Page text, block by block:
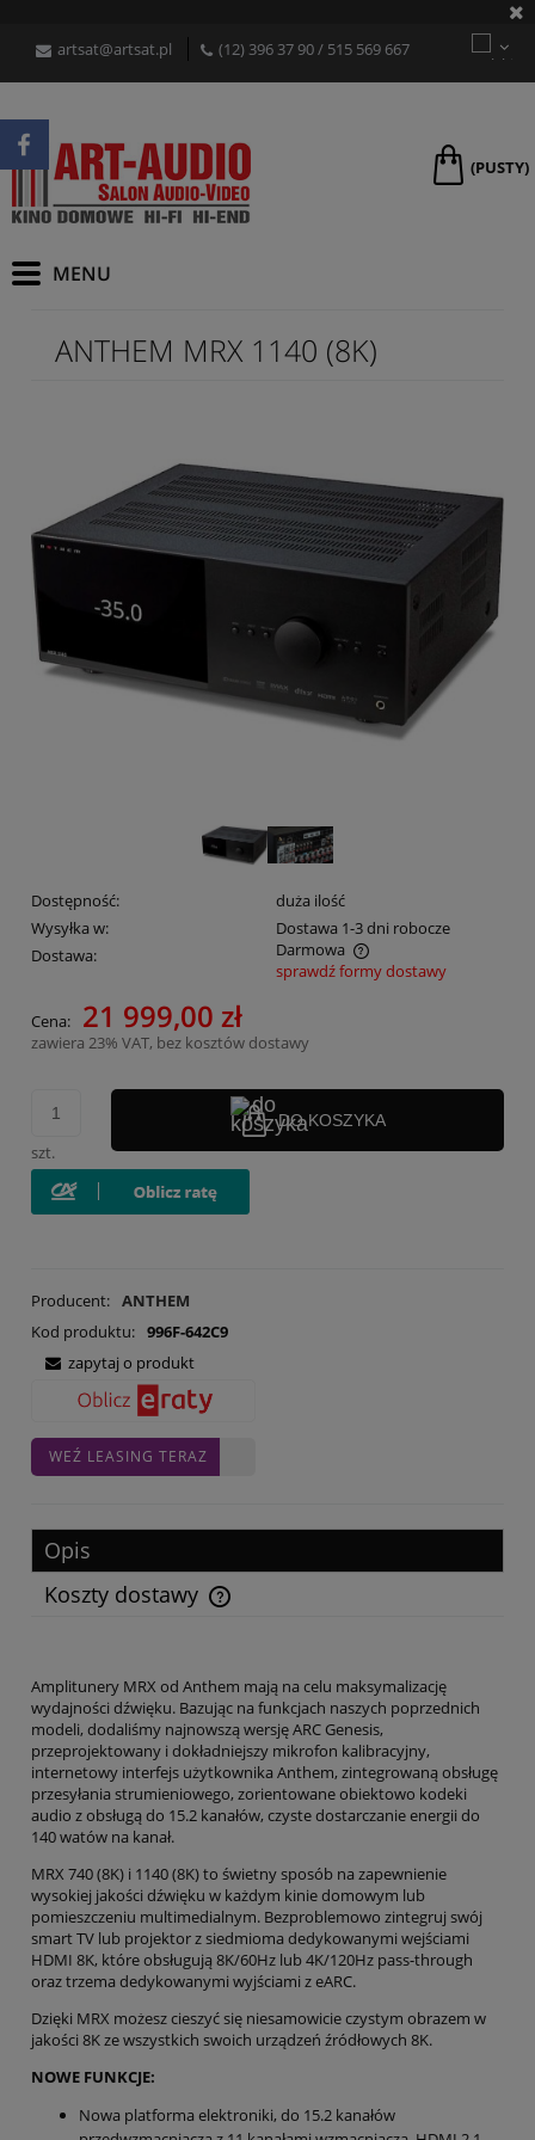
artsat@artsat.pl (12) 396 37 90/ 515 569 667
(PUSTY)
ANTHEM MRX 1140 (8K)
Dostępność:
duża ilość
Wysyłka w:
Dostawa 1-3 dni robocze
Dostawa:
Darmowa
Cena nie zawiera ewentualnych kosztów płatności
sprawdź formy dostawy
Cena: 21 999,00 zł
zawiera 23% VAT, bez kosztów dostawy
szt.
DO KOSZYKA
Producent: ANTHEM
Kod produktu: 996F-642C9
zapytaj o produkt
WEŹ LEASING TERAZ
Opis
Koszty dostawy
Cena nie zawiera ewentualnych kosztów płatności
Amplitunery MRX od Anthem mają na celu maksymalizację
wydajności dźwięku. Bazując na funkcjach naszych poprzednich
modeli, dodaliśmy najnowszą wersję ARC Genesis,
przeprojektowany i dokładniejszy mikrofon kalibracyjny,
internetowy interfejs użytkownika Anthem, zintegrowaną obsługę
przesyłania strumieniowego, zorientowane obiektowo kodeki
audio z obsługą do 15.2 kanałów, czyste dostarczanie energii do
140 watów na kanał.
MRX 740 (8K) i 1140 (8K) to świetny sposób na zapewnienie
wysokiej jakości dźwięku w każdym kinie domowym lub
pomieszczeniu multimedialnym. Bezproblemowo zintegruj swój
smart TV lub projektor z siedmioma dedykowanymi wejściami
HDMI 8K, które obsługują 8K/60Hz lub 4K/120Hz pass-through
oraz trzema dedykowanymi wyjściami z eARC.
Dzięki MRX możesz cieszyć się niesamowicie czystym obrazem w
jakości 8K ze wszystkich swoich urządzeń źródłowych 8K.
NOWE FUNKCJE:
Nowa platforma elektroniki, do 15.2 kanałów